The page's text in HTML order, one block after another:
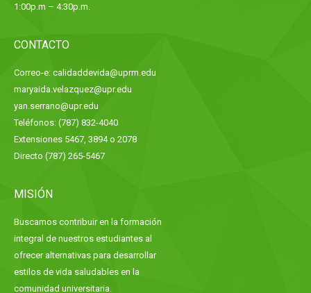
1:00p.m – 4:30p.m.
CONTACTO
Correo-e: calidaddevida@uprm.edu
maryaida.velazquez@upr.edu
yan.serrano@upr.edu
Teléfonos: (787) 832-4040
Extensiones 5467, 3894 o 2078
Directo (787) 265-5467
MISIÓN
Buscamos contribuir en la formación
integral de nuestros estudiantes al
ofrecer alternativas para desarrollar
estilos de vida saludables en la
comunidad universitaria.